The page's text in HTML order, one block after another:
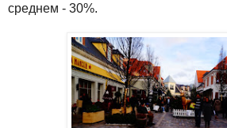
среднем - 30%.